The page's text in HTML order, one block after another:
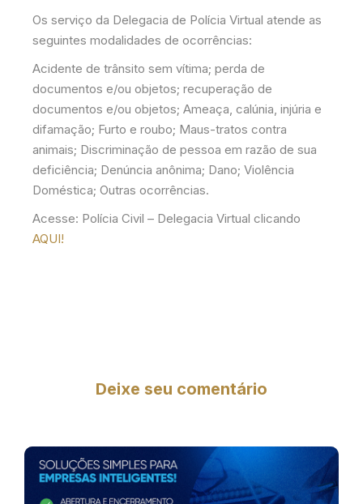
Os serviço da Delegacia de Polícia Virtual atende as
seguintes modalidades de ocorrências:
Acidente de trânsito sem vítima; perda de
documentos e/ou objetos; recuperação de
documentos e/ou objetos; Ameaça, calúnia, injúria e
difamação; Furto e roubo; Maus-tratos contra
animais; Discriminação de pessoa em razão de sua
deficiência; Denúncia anônima; Dano; Violência
Doméstica; Outras ocorrências.
Acesse: Polícia Civil – Delegacia Virtual clicando
AQUI!
Deixe seu comentário